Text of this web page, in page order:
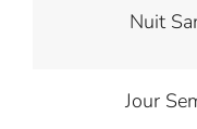
Nuit
Jour